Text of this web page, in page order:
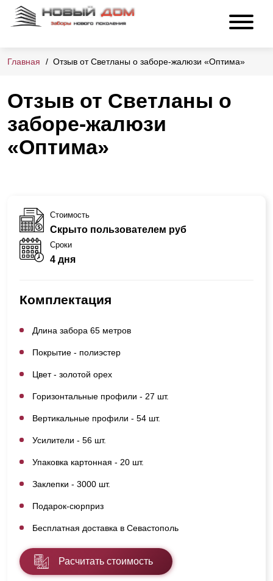
Главная Отзыв от Светланы о заборе-жалюзи «Оптима»
Отзыв от Светланы о
заборе-жалюзи
«Оптима»
Стоимость
Скрыто пользователем руб
Сроки
4 дня
Комплектация
Длина забора 65 метров
Покрытие - полиэстер
Цвет - золотой орех
Горизонтальные профили - 27 шт.
Вертикальные профили - 54 шт.
Усилители - 56 шт.
Упаковка картонная - 20 шт.
Заклепки - 3000 шт.
Подарок-сюрприз
Бесплатная доставка в Севастополь
Расчитать стоимость